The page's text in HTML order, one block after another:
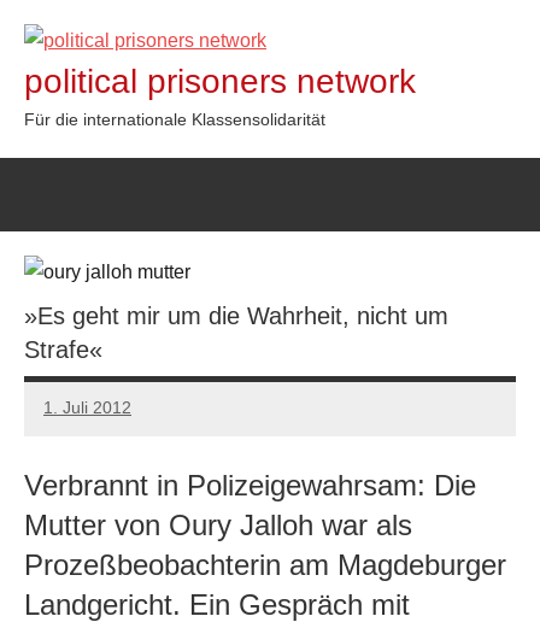
Inhalt
springen
political prisoners network
Für die internationale Klassensolidarität
»Es geht mir um die Wahrheit, nicht um
Strafe«
1. Juli 2012
admin
Verbrannt in Polizeigewahrsam: Die
Mutter von Oury Jalloh war als
Prozeßbeobachterin am Magdeburger
Landgericht. Ein Gespräch mit